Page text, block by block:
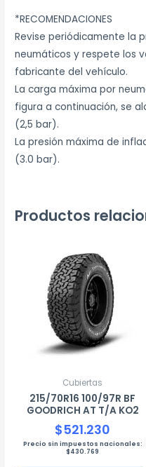
*RECOMENDACIONES
Revise periódicamente la
neumáticos y respete los
fabricante del vehículo.
La carga máxima por
figura a continuación, se
(2,5 bar).
La presión máxima de
(3.0 bar).
Productos
Cubiertas
215/70R16 100/97R BF
GOODRICH AT T/A KO2
$521.230
Precio sin impuestos nacionales:
$430.769